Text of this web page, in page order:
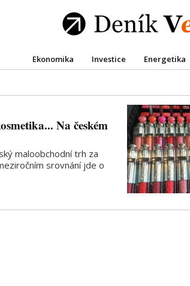
Ekonomika Investice Energetika
Na českém
maloobchodní trh za
srovnání jde o